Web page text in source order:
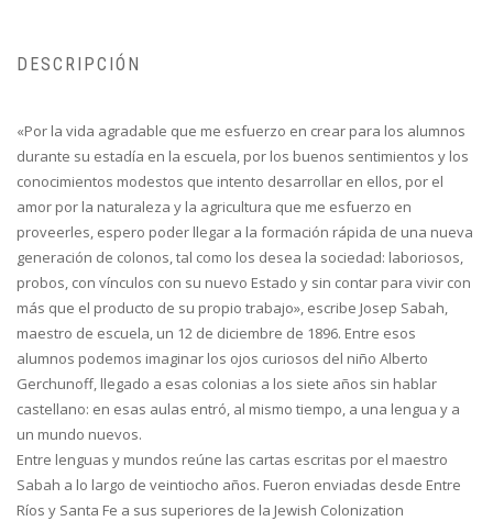
DESCRIPCIÓN
«Por la vida agradable que me esfuerzo en crear para los alumnos
durante su estadía en la escuela, por los buenos sentimientos y los
conocimientos modestos que intento desarrollar en ellos, por el
amor por la naturaleza y la agricultura que me esfuerzo en
proveerles, espero poder llegar a la formación rápida de una nueva
generación de colonos, tal como los desea la sociedad: laboriosos,
probos, con vínculos con su nuevo Estado y sin contar para vivir con
más que el producto de su propio trabajo», escribe Josep Sabah,
maestro de escuela, un 12 de diciembre de 1896. Entre esos
alumnos podemos imaginar los ojos curiosos del niño Alberto
Gerchunoff, llegado a esas colonias a los siete años sin hablar
castellano: en esas aulas entró, al mismo tiempo, a una lengua y a
un mundo nuevos.
Entre lenguas y mundos reúne las cartas escritas por el maestro
Sabah a lo largo de veintiocho años. Fueron enviadas desde Entre
Ríos y Santa Fe a sus superiores de la Jewish Colonization